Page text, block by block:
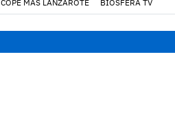
COPE MÁS LANZAROTE BIOSFERA TV